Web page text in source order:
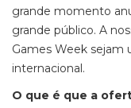
grande momento
grande público. A
Games Week sejam
internacional.
O que é que a